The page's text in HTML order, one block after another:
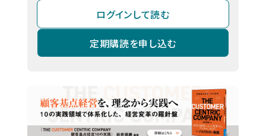
ログインして読む
定期購読を申し込む